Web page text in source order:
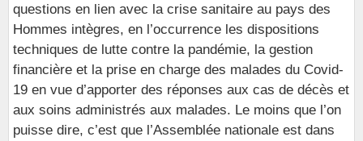
questions en lien avec la crise sanitaire au pays des
Hommes intègres, en l’occurrence les dispositions
techniques de lutte contre la pandémie, la gestion
financière et la prise en charge des malades du Covid-
19 en vue d’apporter des réponses aux cas de décès et
aux soins administrés aux malades. Le moins que l’on
puisse dire, c’est que l’Assemblée nationale est dans